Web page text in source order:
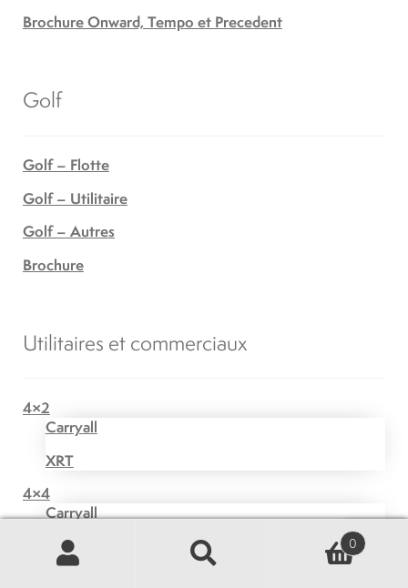
Brochure Onward, Tempo et Precedent
Golf
Golf – Flotte
Golf – Utilitaire
Golf – Autres
Brochure
Utilitaires et commerciaux
4×2
Carryall
XRT
4×4
Carryall
XRT
Recherche
Recherche
0